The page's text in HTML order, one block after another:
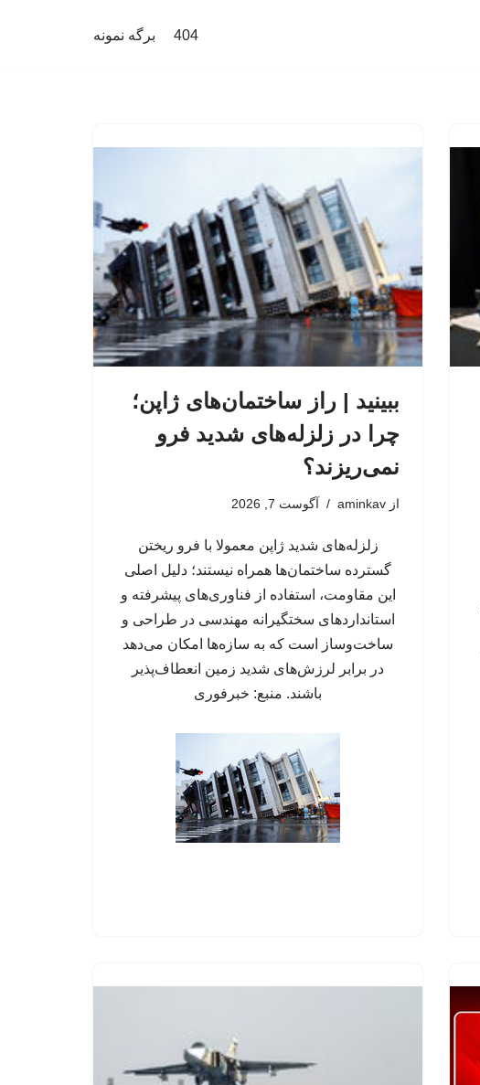
404 برگه نمونه
ببینید | راز ساختمان‌های ژاپن؛
چرا در زلزله‌های شدید فرو
نمی‌ریزند؟
از aminkav آگوست 7, 2026
زلزله‌های شدید ژاپن معمولا با فرو ریختن
گسترده ساختمان‌ها همراه نیستند؛ دلیل اصلی
این مقاومت، استفاده از فناوری‌های پیشرفته و
استانداردهای سختگیرانه مهندسی در طراحی و
ساخت‌وساز است که به سازه‌ها امکان می‌دهد
در برابر لرزش‌های شدید زمین انعطاف‌پذیر
باشند. منبع: خبرفوری